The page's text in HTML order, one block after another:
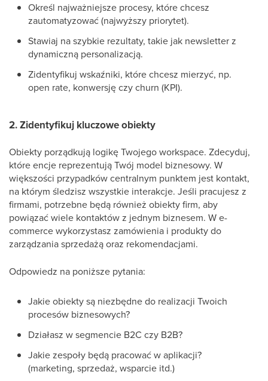
Określ najważniejsze procesy, które chcesz
zautomatyzować (najwyższy priorytet).
Stawiaj na szybkie rezultaty, takie jak newsletter z
dynamiczną personalizacją.
Zidentyfikuj wskaźniki, które chcesz mierzyć, np.
open rate, konwersję czy churn (KPI).
2. Zidentyfikuj kluczowe obiekty
Obiekty porządkują logikę Twojego workspace. Zdecyduj,
które encje reprezentują Twój model biznesowy. W
większości przypadków centralnym punktem jest kontakt,
na którym śledzisz wszystkie interakcje. Jeśli pracujesz z
firmami, potrzebne będą również obiekty firm, aby
powiązać wiele kontaktów z jednym biznesem. W e-
commerce wykorzystasz zamówienia i produkty do
zarządzania sprzedażą oraz rekomendacjami.
Odpowiedz na poniższe pytania:
Jakie obiekty są niezbędne do realizacji Twoich
procesów biznesowych?
Działasz w segmencie B2C czy B2B?
Jakie zespoły będą pracować w aplikacji?
(marketing, sprzedaż, wsparcie itd.)